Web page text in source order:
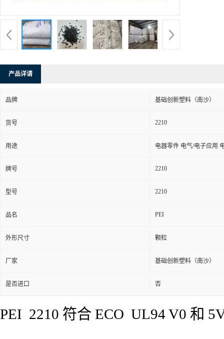
产品详请
品牌 基础创新塑料（南沙）
货号 2210
用途 电器零件 电气/电子应用
牌号 2210
型号 2210
品名 PEI
外形尺寸 颗粒
厂家 基础创新塑料（南沙）
是否进口 否
PEI 2210 符合 ECO UL94 V0 和